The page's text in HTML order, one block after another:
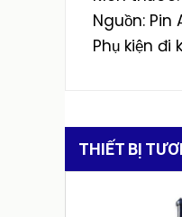
Nguồn: Pin
Phụ kiện
THIẾT BỊ